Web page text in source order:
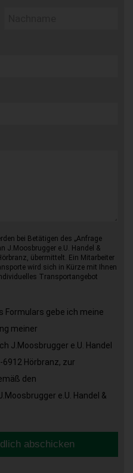
bei Betätigen des „Anfrage
J.Moosbrugger e.U. Handel &
übermittelt. Ein Mitarbeiter
wird sich in Kürze mit Ihnen
Transportangebot
Formulars gebe ich meine
meiner
J.Moosbrugger e.U. Handel
Hörbranz, zur
den
e.U. Handel &
abschicken